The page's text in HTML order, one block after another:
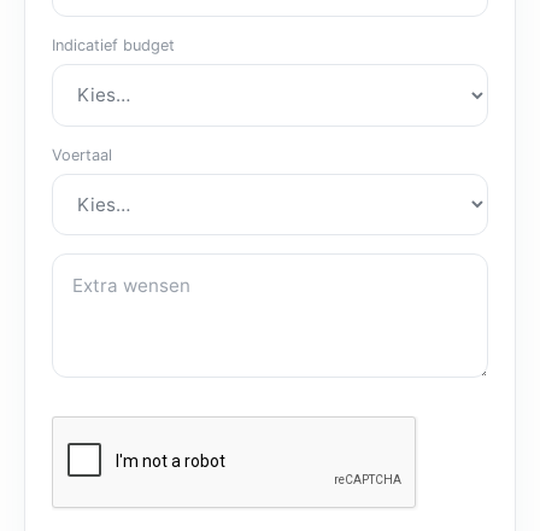
Indicatief budget
Voertaal
Extra wensen